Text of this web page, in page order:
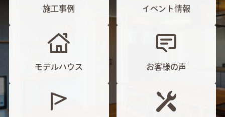
施工事例 イベント情報
モデルハウス お客様の声